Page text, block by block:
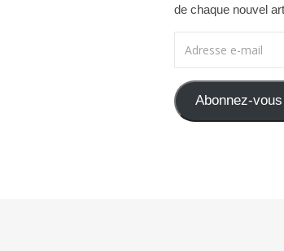
de chaque nouvel
Abonnez-vous